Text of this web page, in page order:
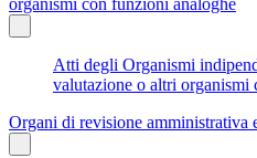
Atti degli Organismi
valutazione o altri organismi
Organi di revisione amministrativa